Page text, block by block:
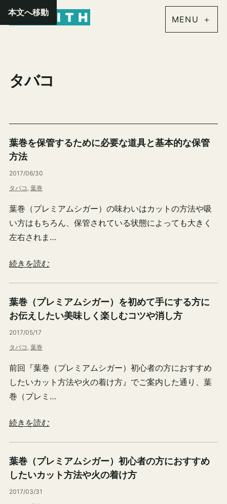
本文へ移動
タバコ
葉巻を保管するために必要な道具と基本的な保管
方法
2017/06/30
タバコ , 葉巻
葉巻（プレミアムシガー）の味わいはカットの方法や吸
い方はもちろん、保管されている状態によっても大きく
左右されま…
続きを読む
葉巻（プレミアムシガー）を初めて手にする方に
お伝えしたい美味しく楽しむコツや消し方
2017/05/17
タバコ , 葉巻
前回『葉巻（プレミアムシガー）初心者の方におすすめ
したいカット方法や火の着け方』でご案内した通り、葉
巻（プレミ…
続きを読む
葉巻（プレミアムシガー）初心者の方におすすめ
したいカット方法や火の着け方
2017/03/31